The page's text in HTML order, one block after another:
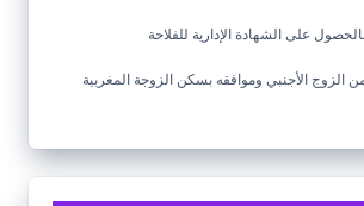
على الشهادة الإدارية للفلاحة
الزوج الأجنبي وموافقه بسكن الزوجة المغربية